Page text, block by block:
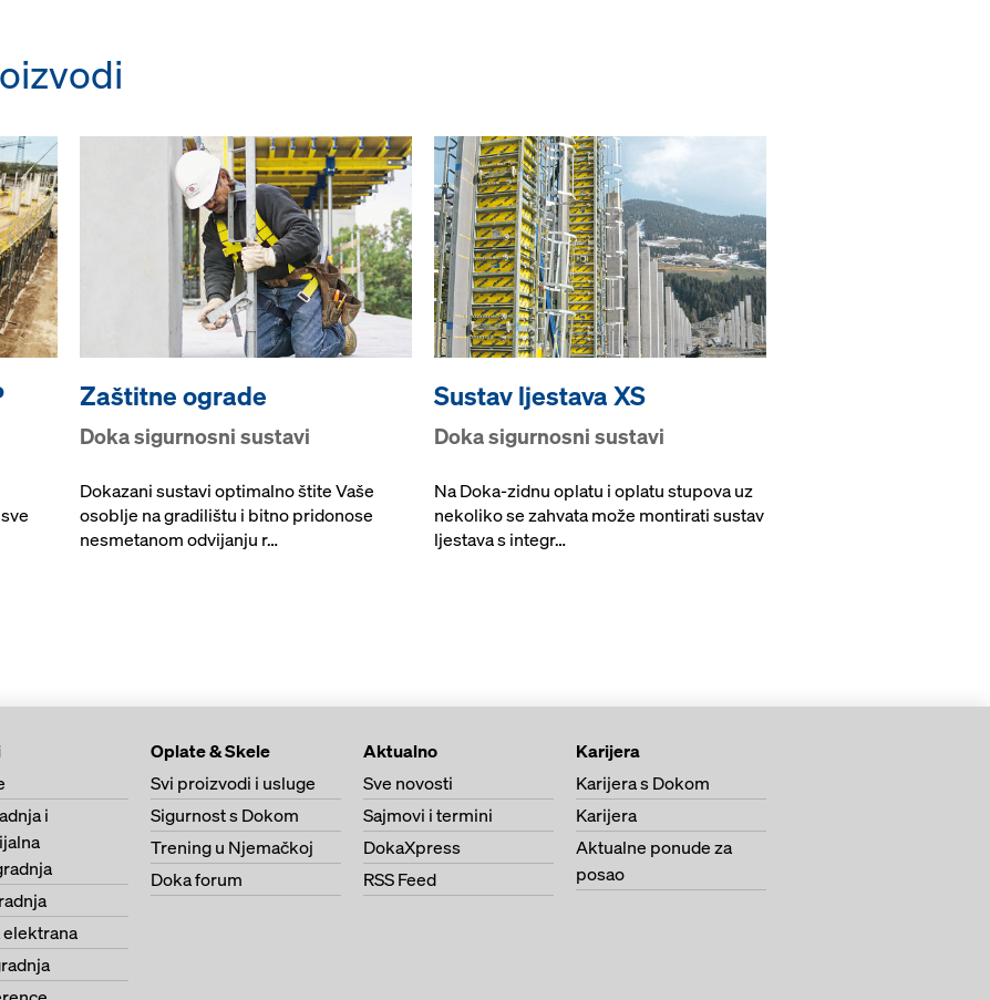
Zaštitne ograde
Doka sigurnosni sustavi
Dokazani sustavi optimalno štite Vaše
osoblje na gradilištu i bitno pridonose
nesmetanom odvijanju r…
Sustav ljestava XS
Doka sigurnosni sustavi
Na Doka-zidnu oplatu i oplatu stupova uz
nekoliko se zahvata može montirati sustav
ljestava s integr…
i
Oplate & Skele
Svi proizvodi i usluge
Sigurnost s Dokom
Trening u Njemačkoj
Doka forum
Aktualno
Sve novosti
Sajmovi i termini
DokaXpress
RSS Feed
Karijera
Karijera s Dokom
Karijera
Aktualne ponude za
posao